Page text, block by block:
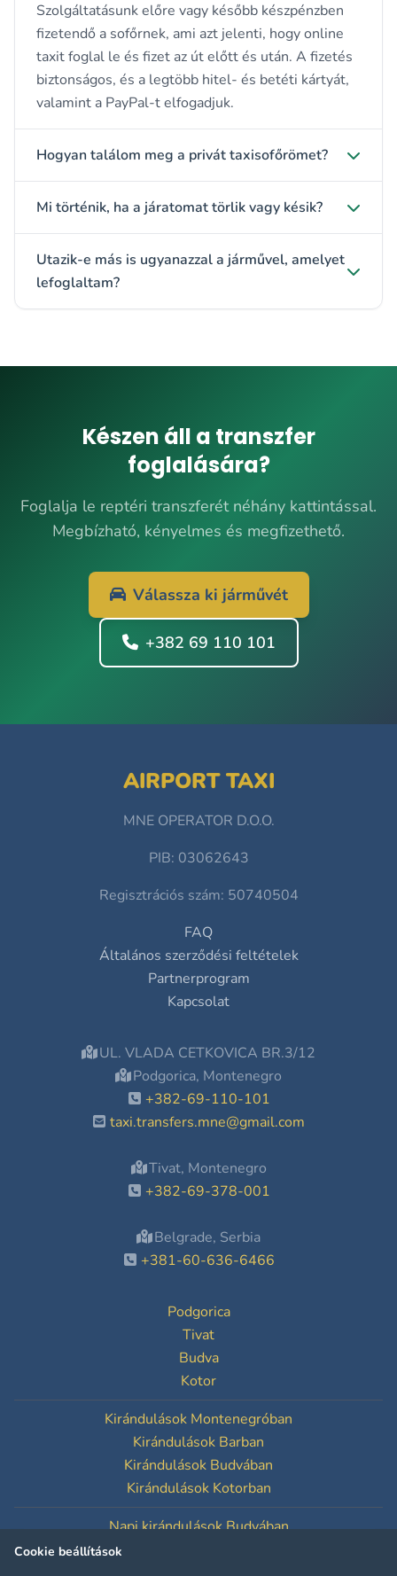
Szolgáltatásunk előre vagy később készpénzben
fizetendő a sofőrnek, ami azt jelenti, hogy online
taxit foglal le és fizet az út előtt és után. A fizetés
biztonságos, és a legtöbb hitel- és betéti kártyát,
valamint a PayPal-t elfogadjuk.
Hogyan találom meg a privát taxisofőrömet?
Mi történik, ha a járatomat törlik vagy késik?
Utazik-e más is ugyanazzal a járművel, amelyet
lefoglaltam?
Készen áll a transzfer
foglalására?
Foglalja le reptéri transzferét néhány kattintással.
Megbízható, kényelmes és megfizethető.
Válassza ki járművét
+382 69 110 101
AIRPORT TAXI
MNE OPERATOR D.O.O.
PIB: 03062643
Regisztrációs szám: 50740504
FAQ
Általános szerződési feltételek
Partnerprogram
Kapcsolat
UL. VLADA CETKOVICA BR.3/12
Podgorica, Montenegro
+382-69-110-101
taxi.transfers.mne@gmail.com
Tivat, Montenegro
+382-69-378-001
Belgrade, Serbia
+381-60-636-6466
Podgorica
Tivat
Budva
Kotor
Kirándulások Montenegróban
Kirándulások Barban
Kirándulások Budvában
Kirándulások Kotorban
Napi kirándulások Budvában
Napi kirándulások Kotorban
Cookie beállítások